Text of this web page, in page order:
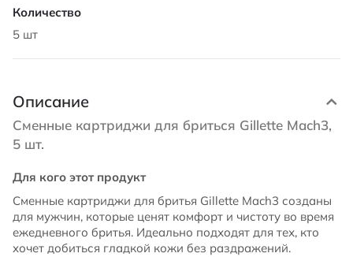
5 шт
Описание
Сменные картриджи для бриться Gillette Mach3,
5 шт.
Для кого этот продукт
Сменные картриджи для бритья Gillette Mach3 созданы
для мужчин, которые ценят комфорт и чистоту во время
ежедневного бритья. Идеально подходят для тех, кто
хочет добиться гладкой кожи без раздражений.